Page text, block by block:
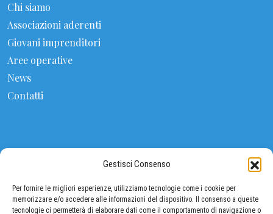
Gestisci Consenso
Per fornire le migliori esperienze, utilizziamo tecnologie come i cookie per
memorizzare e/o accedere alle informazioni del dispositivo. Il consenso a queste
tecnologie ci permetterà di elaborare dati come il comportamento di navigazione o
Chi siamo
Associazioni aderenti
Giovani imprenditori
Aree operative
News
Contatti
Viale Pasteur 10, 00144 ROMA (Eur)